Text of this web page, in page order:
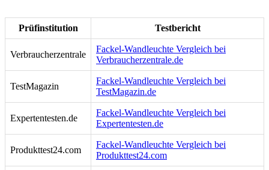
Prüfinstitution Testbericht
Verbraucherzentrale
Fackel-Wandleuchte Vergleich bei
Verbraucherzentrale.de
TestMagazin
Fackel-Wandleuchte Vergleich bei
TestMagazin.de
Expertentesten.de
Fackel-Wandleuchte Vergleich bei
Expertentesten.de
Produkttest24.com
Fackel-Wandleuchte Vergleich bei
Produkttest24.com